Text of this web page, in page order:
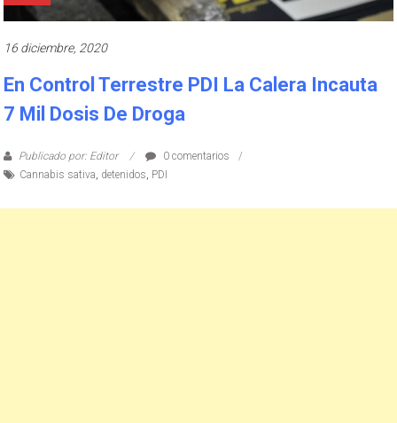
16 diciembre, 2020
En Control Terrestre PDI La Calera Incauta
7 Mil Dosis De Droga
Publicado por: Editor
0 comentarios
Cannabis sativa detenidos PDI